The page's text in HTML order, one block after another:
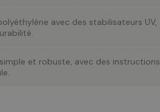
avec des stabilisateurs UV,
et robuste, avec des instructions